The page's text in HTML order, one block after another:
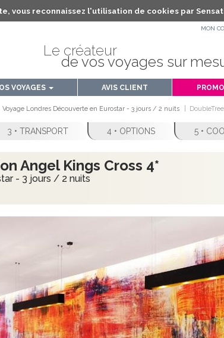
vous reconnaissez l'utilisation de cookies par
MON
Le créateur
de vos voyages sur
VOYAGES AVIS CLIENT
Voyage Londres Découverte en Eurostar - 3 jours / 2 nuits
3 • TRANSPORT 4 • OPTIONS 5 •
Angel Kings Cross 4*
- 3 jours / 2 nuits